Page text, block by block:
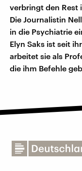
verbringt den Rest
Die Journalistin
in die Psychiatrie
Elyn Saks ist seit
arbeitet sie als
die ihm Befehle